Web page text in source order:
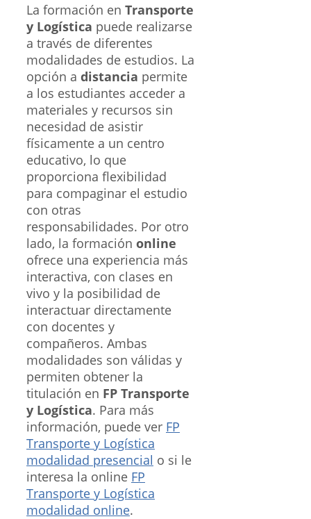
La formación en Transporte
y Logística puede realizarse
a través de diferentes
modalidades de estudios. La
opción a distancia permite
a los estudiantes acceder a
materiales y recursos sin
necesidad de asistir
físicamente a un centro
educativo, lo que
proporciona flexibilidad
para compaginar el estudio
con otras
responsabilidades. Por otro
lado, la formación online
ofrece una experiencia más
interactiva, con clases en
vivo y la posibilidad de
interactuar directamente
con docentes y
compañeros. Ambas
modalidades son válidas y
permiten obtener la
titulación en FP Transporte
y Logística. Para más
información, puede ver FP
Transporte y Logística
modalidad presencial o si le
interesa la online FP
Transporte y Logística
modalidad online.